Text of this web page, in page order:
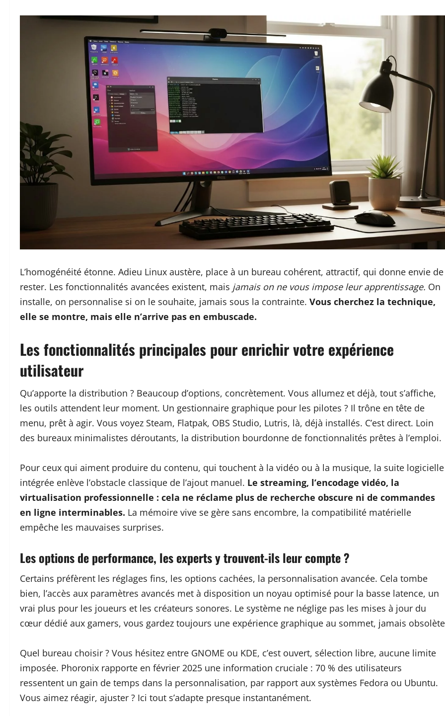
L’homogénéité étonne. Adieu Linux austère, place à un bureau cohérent, attractif, qui donne envie de
rester. Les fonctionnalités avancées existent, mais jamais on ne vous impose leur apprentissage. On
installe, on personnalise si on le souhaite, jamais sous la contrainte. Vous cherchez la technique,
elle se montre, mais elle n’arrive pas en embuscade.
Les fonctionnalités principales pour enrichir votre expérience
utilisateur
Qu’apporte la distribution ? Beaucoup d’options, concrètement. Vous allumez et déjà, tout s’affiche,
les outils attendent leur moment. Un gestionnaire graphique pour les pilotes ? Il trône en tête de
menu, prêt à agir. Vous voyez Steam, Flatpak, OBS Studio, Lutris, là, déjà installés. C’est direct. Loin
des bureaux minimalistes déroutants, la distribution bourdonne de fonctionnalités prêtes à l’emploi.
Pour ceux qui aiment produire du contenu, qui touchent à la vidéo ou à la musique, la suite logicielle
intégrée enlève l’obstacle classique de l’ajout manuel. Le streaming, l’encodage vidéo, la
virtualisation professionnelle : cela ne réclame plus de recherche obscure ni de commandes
en ligne interminables. La mémoire vive se gère sans encombre, la compatibilité matérielle
empêche les mauvaises surprises.
Les options de performance, les experts y trouvent-ils leur compte ?
Certains préfèrent les réglages fins, les options cachées, la personnalisation avancée. Cela tombe
bien, l’accès aux paramètres avancés met à disposition un noyau optimisé pour la basse latence, un
vrai plus pour les joueurs et les créateurs sonores. Le système ne néglige pas les mises à jour du
cœur dédié aux gamers, vous gardez toujours une expérience graphique au sommet, jamais
Quel bureau choisir ? Vous hésitez entre GNOME ou KDE, c’est ouvert, sélection libre, aucune limite
imposée. Phoronix rapporte en février 2025 une information cruciale : 70 % des utilisateurs
ressentent un gain de temps dans la personnalisation, par rapport aux systèmes Fedora ou Ubuntu.
Vous aimez réagir, ajuster ? Ici tout s’adapte presque instantanément.